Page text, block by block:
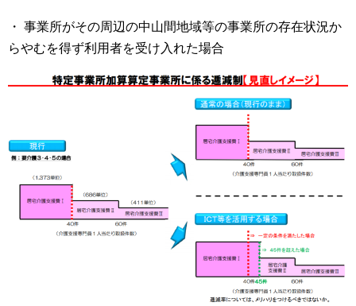
・ 事業所がその周辺の中山間地域等の事業所の存在状況か
らやむを得ず利用者を受け入れた場合